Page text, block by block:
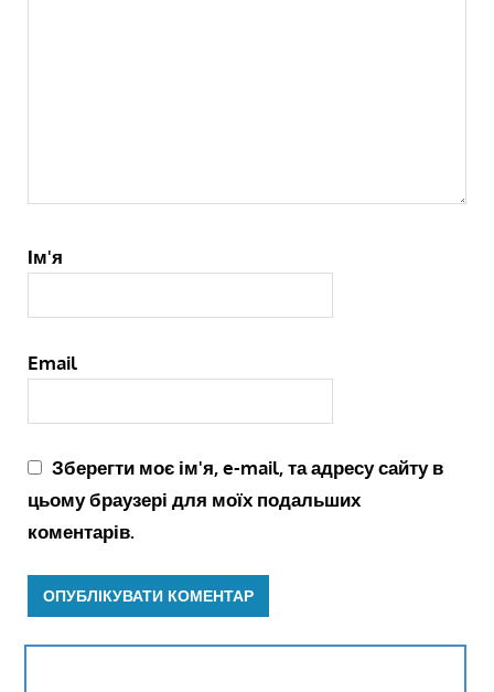
Ім'я
Email
Зберегти моє ім'я, e-mail, та адресу сайту в
цьому браузері для моїх подальших
коментарів.